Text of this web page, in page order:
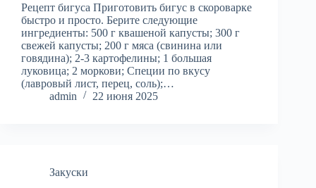
Рецепт бигуса Приготовить бигус в скороварке
быстро и просто. Берите следующие
ингредиенты: 500 г квашеной капусты; 300 г
свежей капусты; 200 г мяса (свинина или
говядина); 2-3 картофелины; 1 большая
луковица; 2 моркови; Специи по вкусу
(лавровый лист, перец, соль);…
admin
22 июня 2025
Закуски